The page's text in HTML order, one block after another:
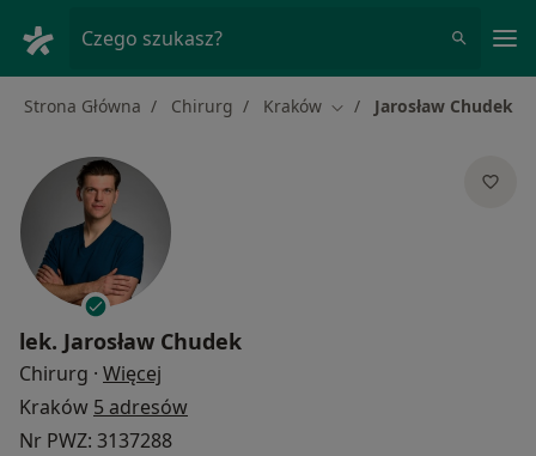
Czego szukasz?
Strona Główna Chirurg Kraków Zmień miasto
Jarosław Chudek
lek. Jarosław Chudek
Chirurg · Więcej
Kraków 5 adresów
Nr PWZ: 3137288